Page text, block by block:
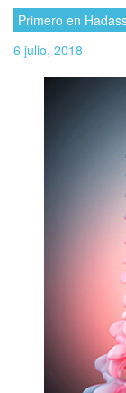
Primero en
6 julio, 2018